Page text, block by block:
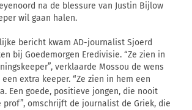
na de blessure van Justin Bijlow
wil gaan halen.
bericht kwam AD-journalist Sjoerd
bij Goedemorgen Eredivisie. “Ze zien in
verklaarde Mossou de wens
extra keeper. “Ze zien in hem een
Een goede, positieve jongen, die nooit
prof”, omschrijft de journalist de Griek, die